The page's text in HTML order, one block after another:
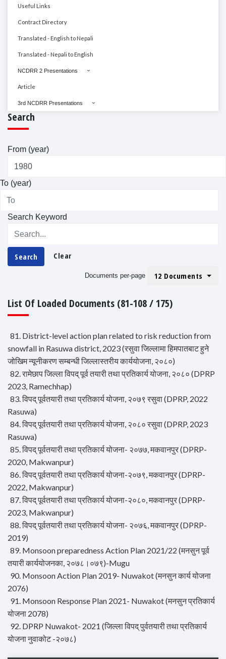
Useful Links
Contract Directory
Translated - English to Nepali
Translated - Nepali to English
NCDRR 2 Presentations
Article
3rd NCDRR Presentations
Search
From (year)
To (year)
Search Keyword
Search Clear
Documents per-page 12 Documents
List Of Loaded Documents (81-108 / 175)
81. District-level action plan related to risk reduction from
snowfall in Rasuwa district, 2023 (रसुवा जिल्लामा हिमपातबाट हुने
जोखिम न्यूनीकरण सम्बन्धी जिल्लास्तरीय कार्ययोजना, २०८०)
82. रामेछाप जिल्ला विपद् पूर्व तयारी तथा प्रतिकार्य योजना, २०८० (DPRP
2023, Ramechhap)
83. विपद् पूर्वतयारी तथा प्रतिकार्य योजना, २०७९ रसुवा (DPRP, 2022
Rasuwa)
84. विपद् पूर्वतयारी तथा प्रतिकार्य योजना, २०८० रसुवा (DPRP, 2023
Rasuwa)
85. विपद् पूर्वतयारी तथा प्रतिकार्य योजना- २०७७, मकवानपुर (DPRP-
2020, Makwanpur)
86. विपद् पूर्वतयारी तथा प्रतिकार्य योजना-२०७९, मकवानपुर (DPRP-
2022, Makwanpur)
87. विपद् पूर्वतयारी तथा प्रतिकार्य योजना-२०८०, मकवानपुर (DPRP-
2023, Makwanpur)
88. विपद् पूर्वतयारी तथा प्रतिकार्य योजना- २०७६, मकवानपुर (DPRP-
2019)
89. Monsoon preparedness Action Plan 2021/22 (मनसुन पूर्व
तयारी कार्ययोजनका, २०७८।०७९)-Mugu
90. Monsoon Action Plan 2019- Nuwakot (मनसुन कार्य योजना
2076)
91. Monsoon Response Plan 2021- Nuwakot (मनसुन प्रतिकार्य
योजना 2078)
92. DPRP Nuwakot- 2021 (जिल्ला विपद् पुर्वतयारी तथा प्रतिकार्य
योजना नुवाकोट -२०७८)